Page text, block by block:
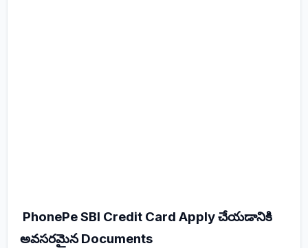
PhonePe SBI Credit Card Apply చేయడానికి
అవసరమైన Documents